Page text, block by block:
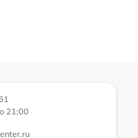
21:00